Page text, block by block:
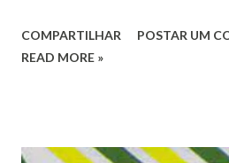
chegam para, muitas vezes,
COMPARTILHAR
POSTAR UM
READ MORE »